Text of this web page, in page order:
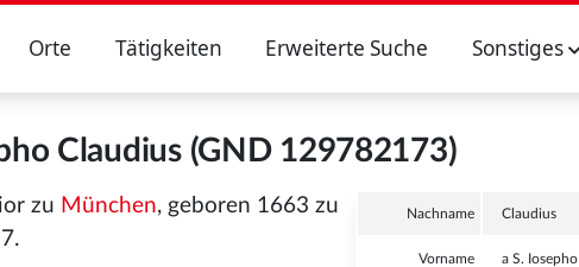
Orte Tätigkeiten Erweiterte Suche Sonstiges
Claudius (GND 129782173)
Nachname Claudius
Vorname a S. Iosepho
zu München, geboren 1663 zu